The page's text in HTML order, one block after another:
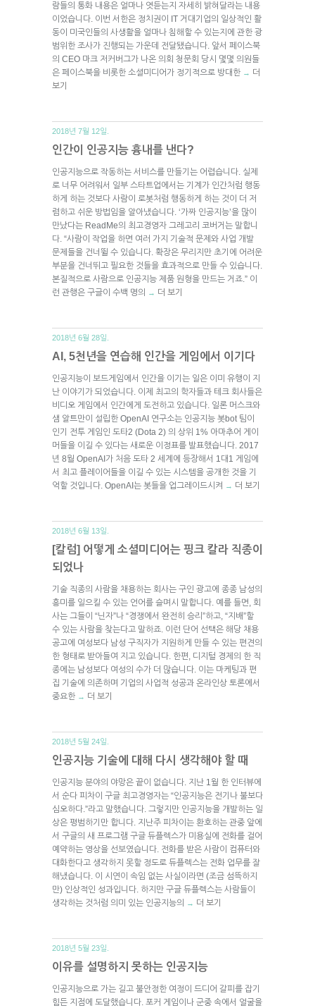
람들의 통화 내용은 얼마나 엿듣는지 자세히 밝혀달라는 내용
이었습니다. 이번 서한은 정치권이 IT 거대기업의 일상적인 활
동이 미국인들의 사생활을 얼마나 침해할 수 있는지에 관한 광
범위한 조사가 진행되는 가운데 전달됐습니다. 앞서 페이스북
의 CEO 마크 저커버그가 나온 의회 청문회 당시 몇몇 의원들
은 페이스북을 비롯한 소셜미디어가 정기적으로 방대한 → 더
보기
2018년 7월 12일.
인간이 인공지능 흉내를 낸다?
인공지능으로 작동하는 서비스를 만들기는 어렵습니다. 실제
로 너무 어려워서 일부 스타트업에서는 기계가 인간처럼 행동
하게 하는 것보다 사람이 로봇처럼 행동하게 하는 것이 더 저
렴하고 쉬운 방법임을 알아냈습니다. ‘가짜 인공지능’을 많이
만났다는 ReadMe의 최고경영자 그레고리 코버거는 말합니
다. “사람이 작업을 하면 여러 가지 기술적 문제와 사업 개발
문제들을 건너뛸 수 있습니다. 확장은 무리지만 초기에 어려운
부분을 건너뛰고 필요한 것들을 효과적으로 만들 수 있습니다.
본질적으로 사람으로 인공지능 제품 원형을 만드는 거죠.” 이
런 관행은 구글이 수백 명의
→ 더 보기
2018년 6월 28일.
AI, 5천년을 연습해 인간을 게임에서 이기다
인공지능이 보드게임에서 인간을 이기는 일은 이미 유행이 지
난 이야기가 되었습니다. 이제 최고의 학자들과 테크 회사들은
비디오 게임에서 인간에게 도전하고 있습니다. 일론 머스크와
샘 알트만이 설립한 OpenAI 연구소는 인공지능 봇bot 팀이
인기 전투 게임인 도타2 (Dota 2) 의 상위 1% 아마추어 게이
머들을 이길 수 있다는 새로운 이정표를 발표했습니다. 2017
년 8월 OpenAI가 처음 도타 2 세계에 등장해서 1대1 게임에
서 최고 플레이어들을 이길 수 있는 시스템을 공개한 것을 기
억할 것입니다. OpenAI는 봇들을 업그레이드시켜 → 더 보기
2018년 6월 13일.
[칼럼] 어떻게 소셜미디어는 핑크 칼라 직종이
되었나
기술 직종의 사람을 채용하는 회사는 구인 광고에 종종 남성의
흥미를 일으킬 수 있는 언어를 슬며시 말합니다. 예를 들면, 회
사는 그들이 “닌자”나 “경쟁에서 완전히 승리”하고, “지배”할
수 있는 사람을 찾는다고 말하죠. 이런 단어 선택은 해당 채용
공고에 여성보다 남성 구직자가 지원하게 만들 수 있는 편견의
한 형태로 받아들여 지고 있습니다. 한편, 디지털 경제의 한 직
종에는 남성보다 여성의 수가 더 많습니다. 이는 마케팅과 편
집 기술에 의존하며 기업의 사업적 성공과 온라인상 토론에서
중요한 → 더 보기
2018년 5월 24일.
인공지능 기술에 대해 다시 생각해야 할 때
인공지능 분야의 야망은 끝이 없습니다. 지난 1월 한 인터뷰에
서 순다 피차이 구글 최고경영자는 “인공지능은 전기나 불보다
심오하다.”라고 말했습니다. 그렇지만 인공지능을 개발하는 일
상은 평범하기만 합니다. 지난주 피차이는 환호하는 관중 앞에
서 구글의 새 프로그램 구글 듀플렉스가 미용실에 전화를 걸어
예약하는 영상을 선보였습니다. 전화를 받은 사람이 컴퓨터와
대화한다고 생각하지 못할 정도로 듀플렉스는 전화 업무를 잘
해냈습니다. 이 시연이 속임 없는 사실이라면 (조금 섬뜩하지
만) 인상적인 성과입니다. 하지만 구글 듀플렉스는 사람들이
생각하는 것처럼 의미 있는 인공지능의
→ 더 보기
2018년 5월 23일.
이유를 설명하지 못하는 인공지능
인공지능으로 가는 길고 불안정한 여정이 드디어 갈피를 잡기
힘든 지점에 도달했습니다. 포커 게임이나 군중 속에서 얼굴을